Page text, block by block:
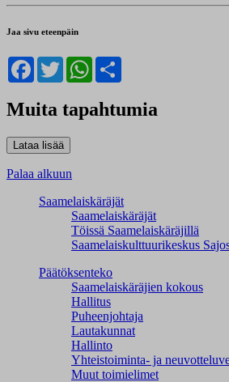
Jaa sivu eteenpäin
Facebook
TwitterWhatsApp
Muita tapahtumia
Palaa alkuun
Saamelaiskäräjät
Saamelaiskäräjät
Töissä Saamelaiskäräjillä
Saamelaiskulttuuri­keskus
Päätöksenteko
Saamelaiskäräjien kokous
Hallitus
Puheenjohtaja
Lautakunnat
Hallinto
Yhteistoiminta- ja
Muut toimielimet